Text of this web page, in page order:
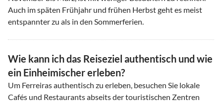
Auch im späten Frühjahr und frühen Herbst geht es meist
entspannter zu als in den Sommerferien.
Wie kann ich das Reiseziel authentisch und wie
ein Einheimischer erleben?
Um Ferreiras authentisch zu erleben, besuchen Sie lokale
Cafés und Restaurants abseits der touristischen Zentren